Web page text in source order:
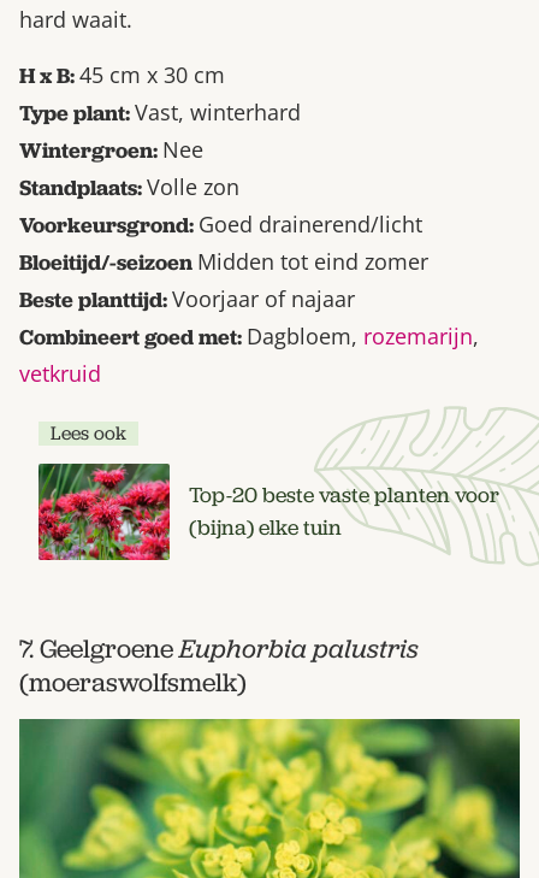
hard waait.
H x B:45 cm x 30 cm
Type plant:Vast, winterhard
Wintergroen: Nee
Standplaats:Volle zon
Voorkeursgrond: Goed drainerend/licht
Bloeitijd/-seizoen Midden tot eind zomer
Beste planttijd:Voorjaar of najaar
Combineert goed met: Dagbloem, rozemarijn,
vetkruid
Lees ook
Top-20 beste vaste planten voor
(bijna) elke tuin
7. GeelgroeneEuphorbia palustris
(moeraswolfsmelk)